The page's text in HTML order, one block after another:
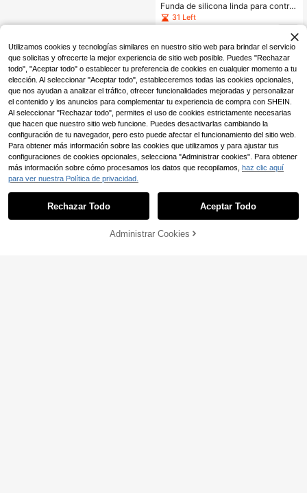
Funda de silicona linda para control
remoto con diseño de osos, luz noct
urna, funda protectora a prueba de
golpes, con cordón, adecuada para
Google TV, un regalo imprescindible
para las familias
31 Left
AÑADIR A LA BOLSA
Utilizamos cookies y tecnologías similares en nuestro sitio web para brindar el servicio
que solicitas y ofrecerte la mejor experiencia de sitio web posible. Puedes "Rechazar
todo", "Aceptar todo" o establecer tu preferencia de cookies en cualquier momento a tu
elección. Al seleccionar "Aceptar todo", estableceremos todas las cookies opcionales,
que nos ayudan a analizar el tráfico, ofrecer funcionalidades mejoradas y personalizar
el contenido y los anuncios para complementar tu experiencia de compra con SHEIN.
Al seleccionar "Rechazar todo", permites el uso de cookies estrictamente necesarias
que hacen que nuestro sitio web funcione. Puedes desactivarlas cambiando la
configuración de tu navegador, pero esto puede afectar el funcionamiento del sitio web.
Para obtener más información sobre las cookies que utilizamos y para ajustar tus
configuraciones de cookies opcionales, selecciona "Administrar cookies". Para obtener
más información sobre cómo procesamos los datos que recopilamos, haz clic aquí
para ver nuestra Política de privacidad.
Rechazar Todo Aceptar Todo
Administrar Cookies